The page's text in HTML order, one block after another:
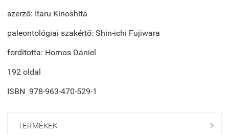
szerző: Itaru Kinoshita
paleontológiai szakértő: Shin-ichi Fujiwara
fordította: Hornos Dániel
192 oldal
ISBN 978-963-470-529-1
TERMÉKEK 